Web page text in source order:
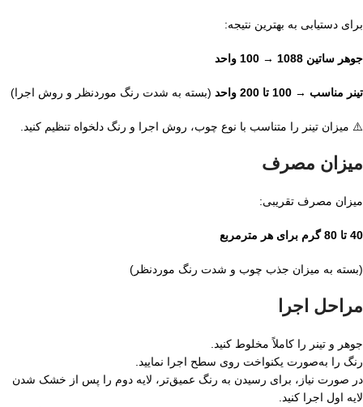
برای دستیابی به بهترین نتیجه:
جوهر ساتین 1088 → 100 واحد
تینر مناسب → 100 تا 200 واحد (بسته به شدت رنگ موردنظر و روش اجرا)
⚠️ میزان تینر را متناسب با نوع چوب، روش اجرا و رنگ دلخواه تنظیم کنید.
میزان مصرف
میزان مصرف تقریبی:
40 تا 80 گرم برای هر مترمربع
(بسته به میزان جذب چوب و شدت رنگ موردنظر)
مراحل اجرا
جوهر و تینر را کاملاً مخلوط کنید.
رنگ را به‌صورت یکنواخت روی سطح اجرا نمایید.
در صورت نیاز، برای رسیدن به رنگ عمیق‌تر، لایه دوم را پس از خشک شدن
لایه اول اجرا کنید.